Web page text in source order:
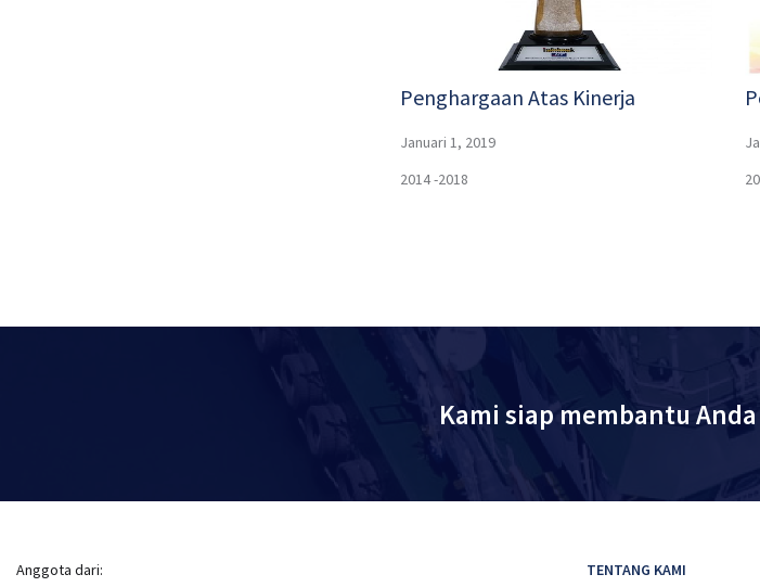
Penghargaan Atas Kinerja
Januari 1, 2019
2014 -2018
Kami siap membantu Anda
Anggota dari: TENTANG KAMI